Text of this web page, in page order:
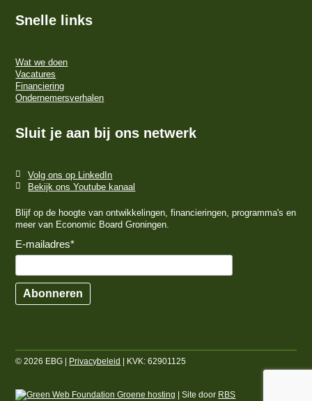
Snelle links
Wat we doen
Vacatures
Financiering
Ondernemersverhalen
Sluit je aan bij ons netwerk
Volg ons op LinkedIn
Bekijk ons Youtube kanaal
Blijf op de hoogte van ontwikkelingen, financieringen, programma's en
meer van Economic Board Groningen.
E-mailadres*
Abonneren
© 2026 EBG | Privacybeleid | KVK: 62901125
Groene hosting | Site door RBS